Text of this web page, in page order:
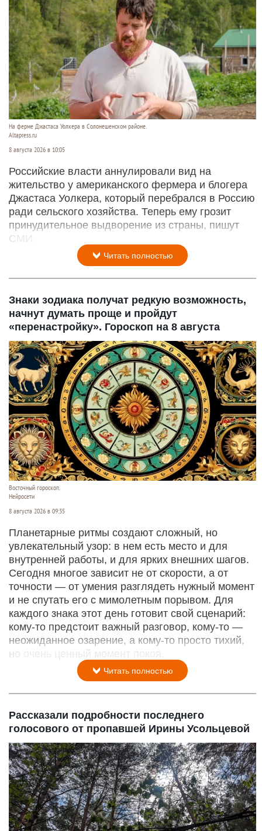
На ферме Джастаса Уолкера в Солонешенском районе.
Altapress.ru
8 августа 2026 в 10:05
Российские власти аннулировали вид на
жительство у американского фермера и блогера
Джастаса Уолкера, который перебрался в Россию
ради сельского хозяйства. Теперь ему грозит
принудительное выдворение из страны, пишут
СМИ.
Читать полностью
Знаки зодиака получат редкую возможность,
начнут думать проще и пройдут
«перенастройку». Гороскоп на 8 августа
Восточный гороскоп.
Нейросети
8 августа 2026 в 09:35
Планетарные ритмы создают сложный, но
увлекательный узор: в нем есть место и для
внутренней работы, и для ярких внешних шагов.
Сегодня многое зависит не от скорости, а от
точности — от умения разглядеть нужный момент
и не спутать его с мимолетным порывом. Для
каждого знака этот день готовит свой сценарий:
кому‑то предстоит важный разговор, кому‑то —
неожиданное озарение, а кому‑то просто тихий,
но очень ценный момент покоя.
Читать полностью
Рассказали подробности последнего
голосового от пропавшей Ирины Усольцевой